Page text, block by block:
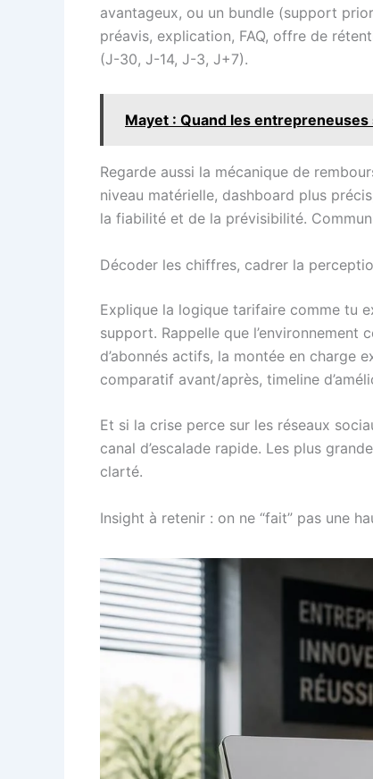
avantageux, ou un bundle (support
préavis, explication, FAQ, offre de
(J-30, J-14, J-3, J+7).
Mayet : Quand les
Regarde aussi la mécanique de
niveau matérielle, dashboard plus
la fiabilité et de la prévisibilité.
Décoder les chiffres, cadrer la
Explique la logique tarifaire comme tu
support. Rappelle que l’environnement
d’abonnés actifs, la montée en charge
comparatif avant/après, timeline
Et si la crise perce sur les réseaux
canal d’escalade rapide. Les plus
clarté.
Insight à retenir : on ne “fait” pas une